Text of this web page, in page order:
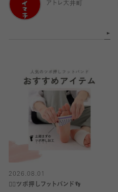
アトレ大井町
2026.08.01
👍🏻ツボ押しフットバンド👣